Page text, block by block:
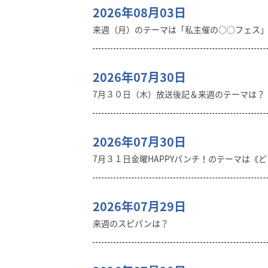
2026年08月03日
来週（月）のテーマは「私主催の○○フェス」
2026年07月30日
7月３０日（木）放送後記＆来週のテーマは？
2026年07月30日
7月３１日金曜HAPPYパンチ！のテーマは《ど
2026年07月29日
来週のスピパンは？